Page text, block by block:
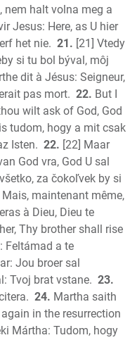
nem halt volna meg a
Jesus: Here, as U hier
het nie. 21. [21] Vtedy
si tu bol býval, môj
dit à Jésus: Seigneur,
pas mort. 22. But I
wilt ask of God, God
tudom, hogy a mit csak
Isten. 22. [22] Maar
God vra, God U sal
za čokoľvek by si
Mais, maintenant même,
à Dieu, Dieu te
Thy brother shall rise
Feltámad a te
Jou broer sal
Tvoj brat vstane. 23.
24. Martha saith
in the resurrection
Mártha: Tudom, hogy